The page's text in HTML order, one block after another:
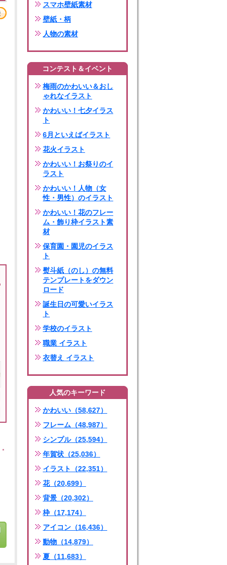
スマホ壁紙素材
壁紙・柄
人物の素材
コンテスト＆イベント
梅雨のかわいい＆おし
ゃれなイラスト
かわいい！七夕イラス
ト
6月といえばイラスト
花火イラスト
かわいい！お祭りのイ
ラスト
かわいい！人物（女
性・男性）のイラスト
かわいい！花のフレー
ム・飾り枠イラスト素
材
保育園・園児のイラス
ト
熨斗紙（のし）の無料
テンプレートをダウン
ロード
誕生日の可愛いイラス
ト
学校のイラスト
職業 イラスト
衣替え イラスト
人気のキーワード
かわいい（58,627）
フレーム（48,987）
シンプル（25,594）
年賀状（25,036）
イラスト（22,351）
花（20,699）
背景（20,302）
枠（17,174）
アイコン（16,436）
動物（14,879）
夏（11,683）